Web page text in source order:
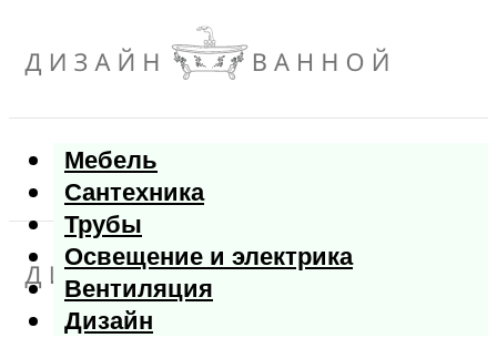
Мебель
Сантехника
Трубы
Освещение и электрика
Вентиляция
Дизайн